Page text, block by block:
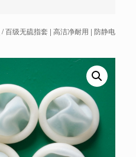
/ 百级无硫指套 | 高洁净耐用 | 防静电